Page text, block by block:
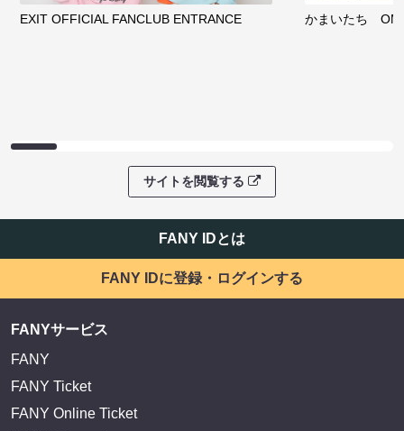
EXIT OFFICIAL FANCLUB ENTRANCE かまいたち
サイトを閲覧する
FANY IDとは
FANY IDに登録・ログインする
FANYサービス
FANY
FANY Ticket
FANY Online Ticket